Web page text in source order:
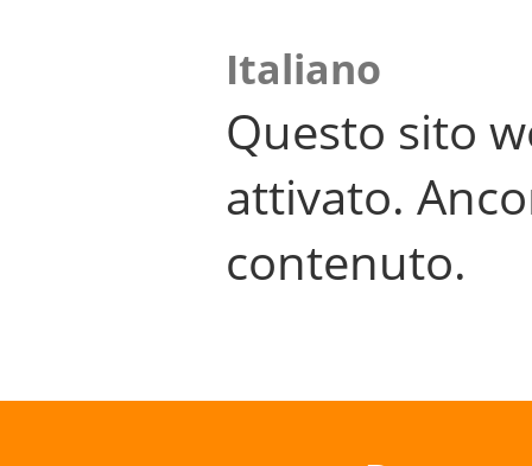
Italiano
Questo sito
attivato.
contenuto.